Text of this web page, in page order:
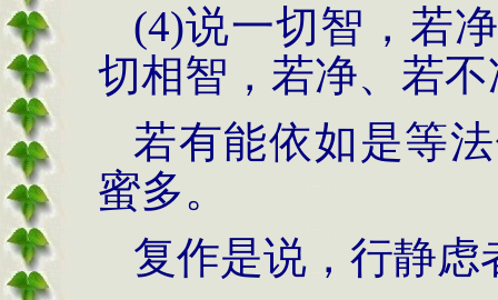
(4)说一切智，若
切相智，若净、若
若有能依如是等
蜜多。
复作是说，行静虑